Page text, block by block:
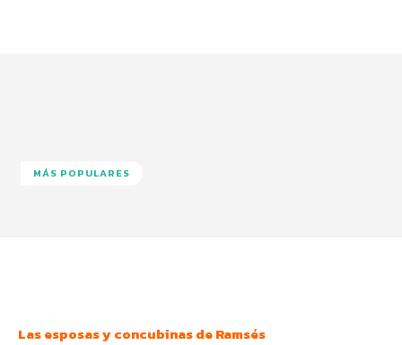
MÁS POPULARES
Las esposas y concubinas de Ramsés